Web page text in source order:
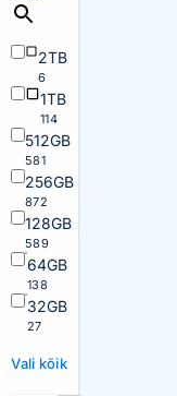
2TB
6
1TB
114
512GB
581
256GB
872
128GB
589
64GB
138
32GB
27
Vali kõik